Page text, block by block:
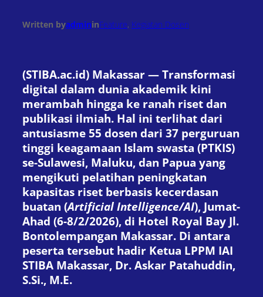
Written byadmininFeature, Kegiatan Dosen
(STIBA.ac.id) Makassar — Transformasi
digital dalam dunia akademik kini
merambah hingga ke ranah riset dan
publikasi ilmiah. Hal ini terlihat dari
antusiasme 55 dosen dari 37 perguruan
tinggi keagamaan Islam swasta (PTKIS)
se-Sulawesi, Maluku, dan Papua yang
mengikuti pelatihan peningkatan
kapasitas riset berbasis kecerdasan
buatan (Artificial Intelligence/AI), Jumat-
Ahad (6-8/2/2026), di Hotel Royal Bay Jl.
Bontolempangan Makassar. Di antara
peserta tersebut hadir Ketua LPPM IAI
STIBA Makassar, Dr. Askar Patahuddin,
S.Si., M.E.